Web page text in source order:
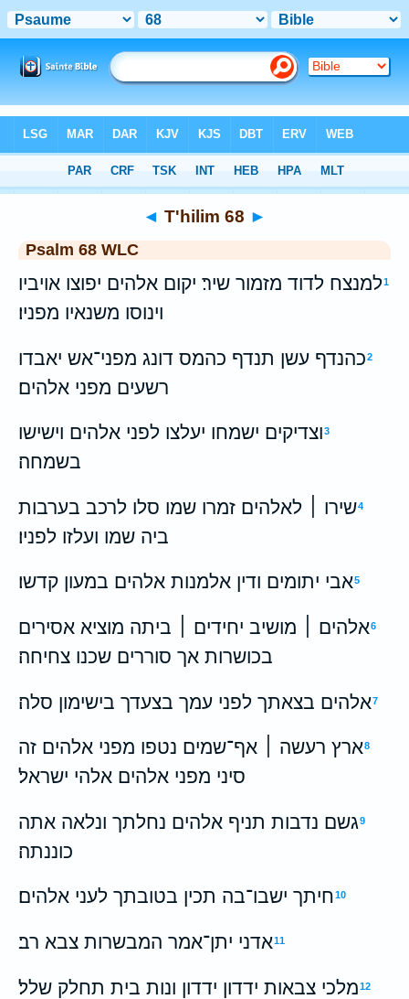
> T'hilim 68
◄ T'hilim 68 ►
Psalm 68 WLC
1למנצח לדוד מזמור שיר׃ יקום אלהים יפוצו אויביו
וינוסו משנאיו מפניו׃
2כהנדף עשן תנדף כהמס דונג מפני־אש יאבדו
רשעים מפני אלהים׃
3וצדיקים ישמחו יעלצו לפני אלהים וישישו
בשמחה׃
4שירו ׀ לאלהים זמרו שמו סלו לרכב בערבות
ביה שמו ועלזו לפניו׃
5אבי יתומים ודין אלמנות אלהים במעון קדשו׃
6אלהים ׀ מושיב יחידים ׀ ביתה מוציא אסירים
בכושרות אך סוררים שכנו צחיחה׃
7א‍להים בצאתך לפני עמך בצעדך בישימון סלה׃
8ארץ רעשה ׀ אף־שמים נטפו מפני אלהים זה
סיני מפני אלהים אלהי ישראל׃
9גשם נדבות תניף אלהים נחלתך ונלאה אתה
כוננתה׃
10חיתך ישבו־בה תכין בטובתך לעני אלהים׃
11אדני יתן־אמר המבשרות צבא רב׃
12מלכי צבאות ידדון ידדון ונות בית תחלק שלל׃